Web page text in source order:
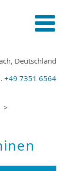
Deutschland
+49 7351 6564